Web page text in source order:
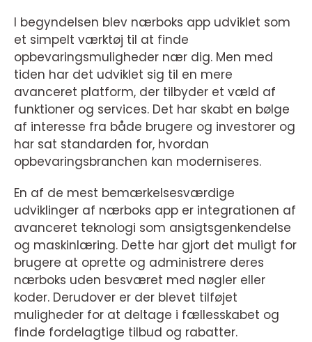
I begyndelsen blev nærboks app udviklet som
et simpelt værktøj til at finde
opbevaringsmuligheder nær dig. Men med
tiden har det udviklet sig til en mere
avanceret platform, der tilbyder et væld af
funktioner og services. Det har skabt en bølge
af interesse fra både brugere og investorer og
har sat standarden for, hvordan
opbevaringsbranchen kan moderniseres.
En af de mest bemærkelsesværdige
udviklinger af nærboks app er integrationen af
avanceret teknologi som ansigtsgenkendelse
og maskinlæring. Dette har gjort det muligt for
brugere at oprette og administrere deres
nærboks uden besværet med nøgler eller
koder. Derudover er der blevet tilføjet
muligheder for at deltage i fællesskabet og
finde fordelagtige tilbud og rabatter.